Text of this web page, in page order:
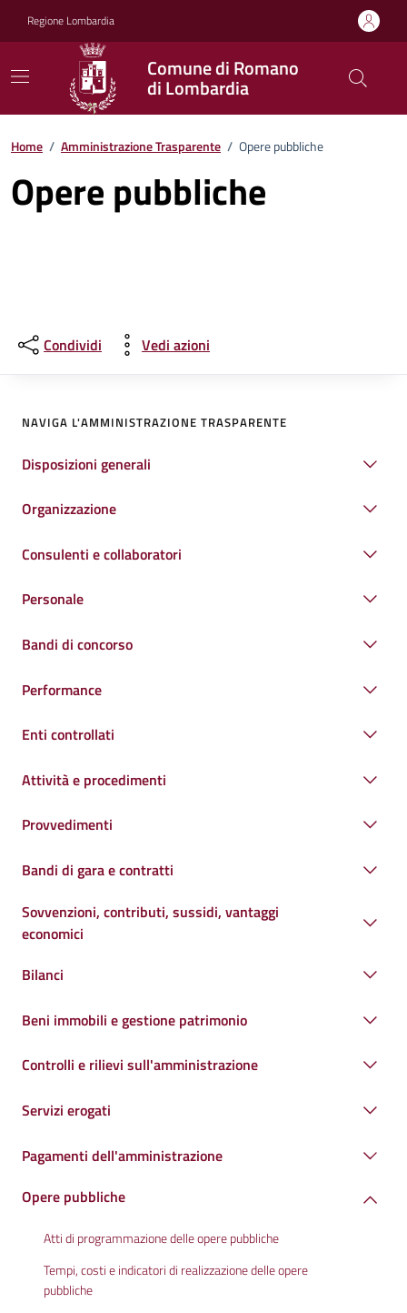
Regione Lombardia
Comune di Romano
di Lombardia
Home / Amministrazione Trasparente / Opere pubbliche
Opere pubbliche
Condividi Vedi azioni
NAVIGA L'AMMINISTRAZIONE TRASPARENTE
Disposizioni generali
Organizzazione
Consulenti e collaboratori
Personale
Bandi di concorso
Performance
Enti controllati
Attività e procedimenti
Provvedimenti
Bandi di gara e contratti
Sovvenzioni, contributi, sussidi, vantaggi
economici
Bilanci
Beni immobili e gestione patrimonio
Controlli e rilievi sull'amministrazione
Servizi erogati
Pagamenti dell'amministrazione
Opere pubbliche
Atti di programmazione delle opere pubbliche
Tempi, costi e indicatori di realizzazione delle opere
pubbliche